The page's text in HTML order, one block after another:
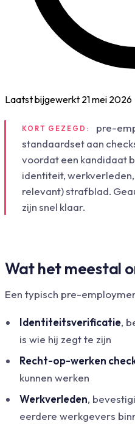
Laatst bijgewerkt 21 mei 2026
KORT GEZEGD:
pre-
standaardset aan
voordat een kandidaat
identiteit,
relevant) strafblad.
zijn snel klaar.
Wat het meestal
Een typisch pre-
Identiteitsverificatie,
is wie hij zegt te zijn
Recht-op-werken
kunnen werken
Werkverleden,
eerdere werkgevers